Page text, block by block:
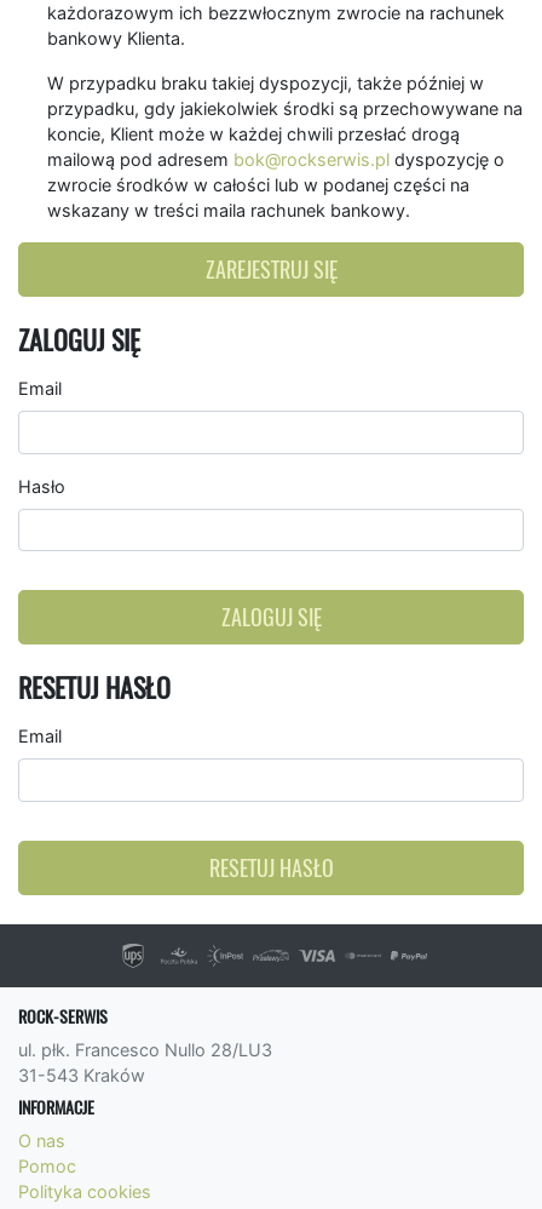
każdorazowym ich bezzwłocznym zwrocie na rachunek
bankowy Klienta.
W przypadku braku takiej dyspozycji, także później w
przypadku, gdy jakiekolwiek środki są przechowywane na
koncie, Klient może w każdej chwili przesłać drogą
mailową pod adresem bok@rockserwis.pl dyspozycję o
zwrocie środków w całości lub w podanej części na
wskazany w treści maila rachunek bankowy.
ZAREJESTRUJ SIĘ
ZALOGUJ SIĘ
Email
Hasło
ZALOGUJ SIĘ
RESETUJ HASŁO
Email
RESETUJ HASŁO
ROCK-SERWIS
ul. płk. Francesco Nullo 28/LU3
31-543 Kraków
INFORMACJE
O nas
Pomoc
Polityka cookies